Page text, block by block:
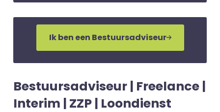
Ik ben een Bestuursadviseur
Bestuursadviseur | Freelance |
Interim | ZZP | Loondienst